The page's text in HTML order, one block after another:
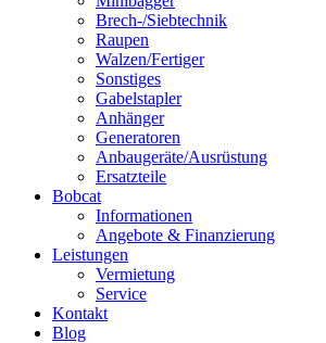
Brech-/Siebtechnik
Raupen
Walzen/Fertiger
Sonstiges
Gabelstapler
Anhänger
Generatoren
Anbaugeräte/Ausrüstung
Ersatzteile
Bobcat
Informationen
Angebote & Finanzierung
Leistungen
Vermietung
Service
Kontakt
Blog